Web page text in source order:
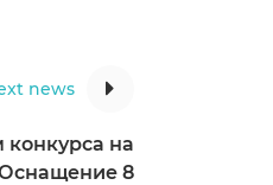
news
на
8